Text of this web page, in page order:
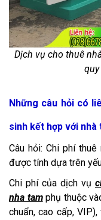
Dịch vụ cho thuê
Những câu hỏi có
sinh kết hợp với nhà
Câu hỏi: Chi phí
được tính dựa trên
Chi phí của dịch vụ
nha tamphụ thuộc
chuẩn, cao cấp,